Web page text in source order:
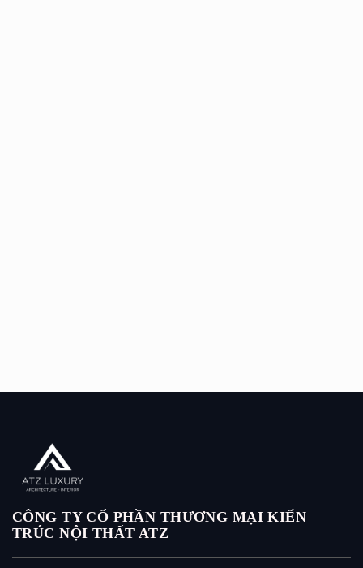
CÔNG TY CỔ PHẦN THƯƠNG MẠI KIẾN
TRÚC NỘI THẤT ATZ